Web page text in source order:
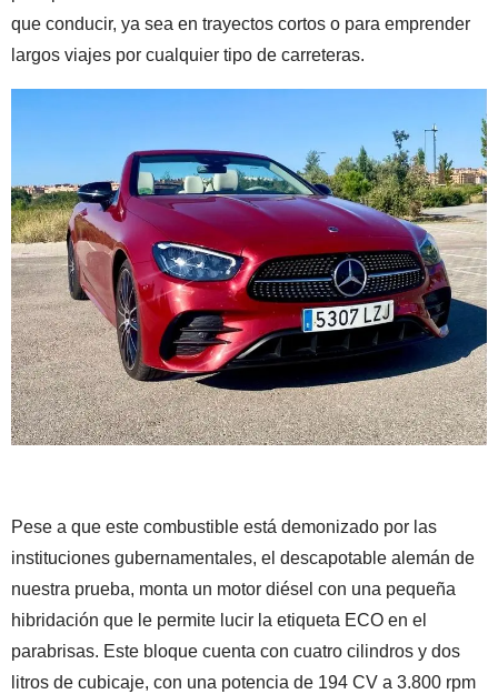
que conducir, ya sea en trayectos cortos o para emprender
largos viajes por cualquier tipo de carreteras.
Pese a que este combustible está demonizado por las
instituciones gubernamentales, el descapotable alemán de
nuestra prueba, monta un motor diésel con una pequeña
hibridación que le permite lucir la etiqueta ECO en el
parabrisas. Este bloque cuenta con cuatro cilindros y dos
litros de cubicaje, con una potencia de 194 CV a 3.800 rpm